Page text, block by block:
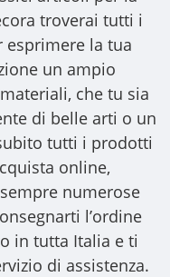
troverai tutti i
la tua
un ampio
che tu sia
di belle arti o un
tutti i prodotti
online,
numerose
l’ordine
in tutta Italia e ti
di assistenza.